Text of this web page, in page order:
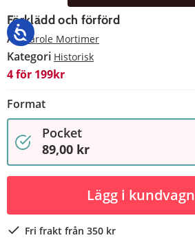
Förklädd och förförd
AvCarole Mortimer
Kategori Historisk
4 för 199kr
Format
Pocket
89,00 kr
Lägg i kundvagn
Fri frakt från 350 kr